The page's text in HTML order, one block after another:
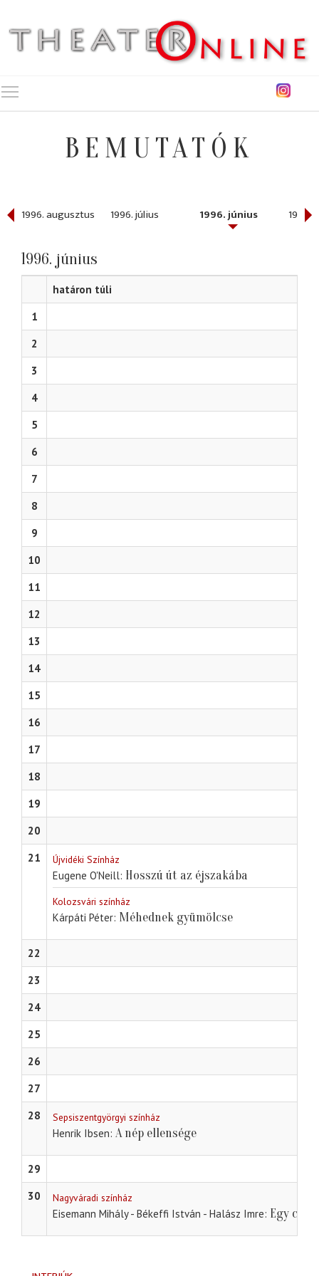
BEMUTATÓK
1996. augusztus 1996. július 1996. június 1996.
1996. június
határon túli
1
2
3
4
5
6
7
8
9
10
11
12
13
14
15
16
17
18
19
20
21
Újvidéki Színház
Eugene O'Neill Hosszú út az éjszakába
Kolozsvári színház
Kárpáti Péter Méhednek gyümölcse
22
23
24
25
26
27
28
Sepsiszentgyörgyi színház
Henrik Ibsen A nép ellensége
29
30
Nagyváradi színház
Eisemann Mihály - Békeffi István - Halász Imre Egy